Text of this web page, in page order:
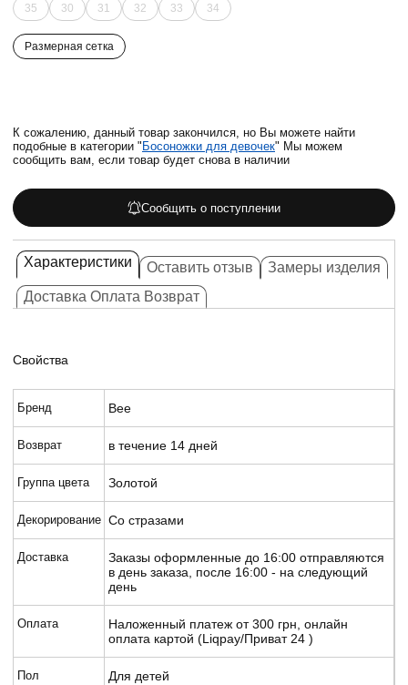
35 30 31 32 33 34
Размерная сетка
К сожалению, данный товар закончился, но Вы можете найти
подобные в категории "Босоножки для девочек" Мы можем
сообщить вам, если товар будет снова в наличии
Сообщить о поступлении
Характеристики Оставить отзыв
Замеры изделия
Доставка Оплата Возврат
Свойства
Бренд Bee
Возврат в течение 14 дней
Группа цвета Золотой
Декорирование Со стразами
Доставка
Заказы оформленные до 16:00 отправляются
в день заказа, после 16:00 - на следующий
день
Оплата
Наложенный платеж от 300 грн, онлайн
оплата картой (Liqpay/Приват 24 )
Пол Для детей